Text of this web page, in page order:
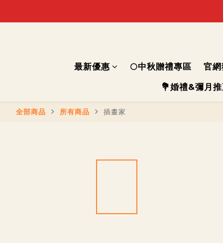
最新優惠 🌕中秋贈禮專區 官
💐婚禮&彌月
全部商品 所有商品 插畫家